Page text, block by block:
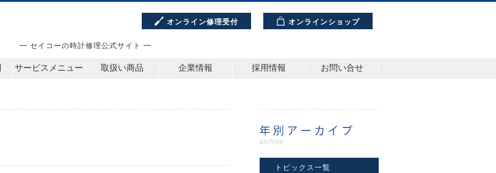
オンライン修理受付 オンラインショップ
━ セイコーの時計修理公式サイト ━
サービスメニュー 取扱い商品 企業情報 採用情報 お問い合せ
トピックス一覧